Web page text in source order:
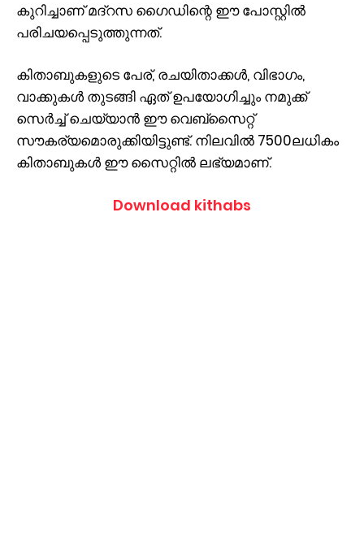
കുറിച്ചാണ് മദ്‌റസ ഗൈഡിന്റെ ഈ പോസ്റ്റില്‍
പരിചയപ്പെടുത്തുന്നത്.
കിതാബുകളുടെ പേര്, രചയിതാക്കള്‍, വിഭാഗം,
വാക്കുകള്‍ തുടങ്ങി ഏത് ഉപയോഗിച്ചും നമുക്ക്
സെര്‍ച്ച് ചെയ്യാന്‍ ഈ വെബ്‌സൈറ്റ്
സൗകര്യമൊരുക്കിയിട്ടുണ്ട്. നിലവില്‍ 7500ലധികം
കിതാബുകള്‍ ഈ സൈറ്റില്‍ ലഭ്യമാണ്.
Download kithabs